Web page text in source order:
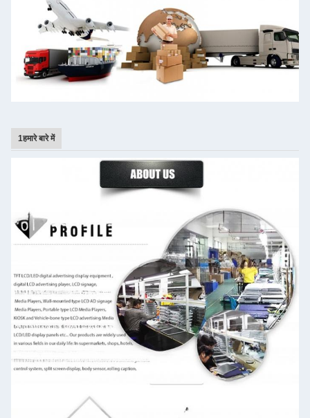
1हमारे बारे में